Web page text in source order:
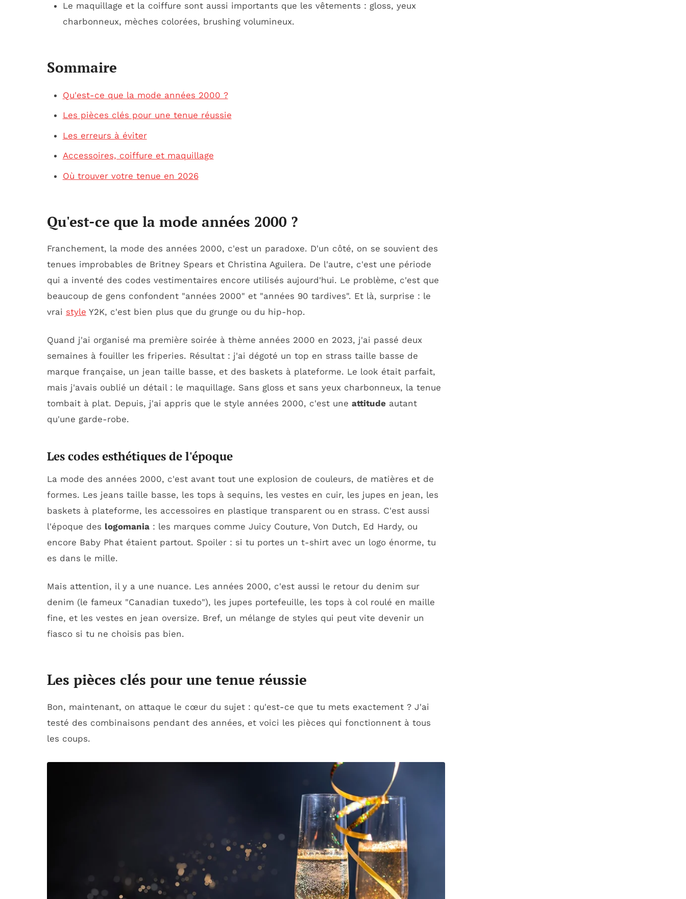
Le maquillage et la coiffure sont aussi importants que les vêtements : gloss, yeux
charbonneux, mèches colorées, brushing volumineux.
Sommaire
Qu'est-ce que la mode années 2000 ?
Les pièces clés pour une tenue réussie
Les erreurs à éviter
Accessoires, coiffure et maquillage
Où trouver votre tenue en 2026
Qu'est-ce que la mode années 2000 ?
Franchement, la mode des années 2000, c'est un paradoxe. D'un côté, on se souvient des
tenues improbables de Britney Spears et Christina Aguilera. De l'autre, c'est une période
qui a inventé des codes vestimentaires encore utilisés aujourd'hui. Le problème, c'est que
beaucoup de gens confondent "années 2000" et "années 90 tardives". Et là, surprise : le
vrai style Y2K, c'est bien plus que du grunge ou du hip-hop.
Quand j'ai organisé ma première soirée à thème années 2000 en 2023, j'ai passé deux
semaines à fouiller les friperies. Résultat : j'ai dégoté un top en strass taille basse de
marque française, un jean taille basse, et des baskets à plateforme. Le look était parfait,
mais j'avais oublié un détail : le maquillage. Sans gloss et sans yeux charbonneux, la tenue
tombait à plat. Depuis, j'ai appris que le style années 2000, c'est une attitude autant
qu'une garde-robe.
Les codes esthétiques de l'époque
La mode des années 2000, c'est avant tout une explosion de couleurs, de matières et de
formes. Les jeans taille basse, les tops à sequins, les vestes en cuir, les jupes en jean, les
baskets à plateforme, les accessoires en plastique transparent ou en strass. C'est aussi
l'époque des logomania : les marques comme Juicy Couture, Von Dutch, Ed Hardy, ou
encore Baby Phat étaient partout. Spoiler : si tu portes un t-shirt avec un logo énorme, tu
es dans le mille.
Mais attention, il y a une nuance. Les années 2000, c'est aussi le retour du denim sur
denim (le fameux "Canadian tuxedo"), les jupes portefeuille, les tops à col roulé en maille
fine, et les vestes en jean oversize. Bref, un mélange de styles qui peut vite devenir un
fiasco si tu ne choisis pas bien.
Les pièces clés pour une tenue réussie
Bon, maintenant, on attaque le cœur du sujet : qu'est-ce que tu mets exactement ? J'ai
testé des combinaisons pendant des années, et voici les pièces qui fonctionnent à tous
les coups.